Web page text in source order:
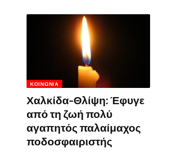
ΚΟΙΝΩΝΊΑ
Χαλκίδα-Θλίψη: Έφυγε
από τη ζωή πολύ
αγαπητός παλαίμαχος
ποδοσφαιριστής